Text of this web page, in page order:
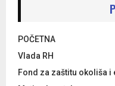
POČETNA
Vlada RH
Fond za zaštitu okoliša